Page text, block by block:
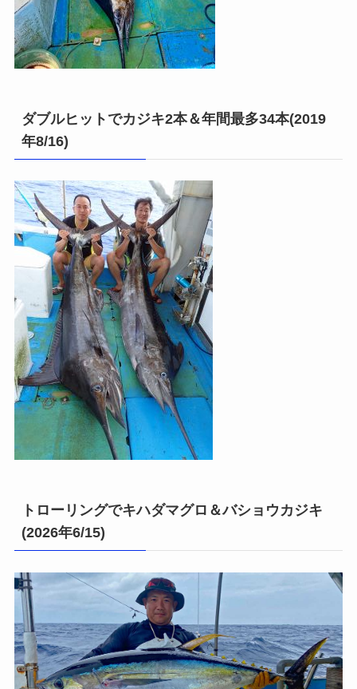
ダブルヒットでカジキ2本＆年間最多34本(2019
年8/16)
トローリングでキハダマグロ＆バショウカジキ
(2026年6/15)